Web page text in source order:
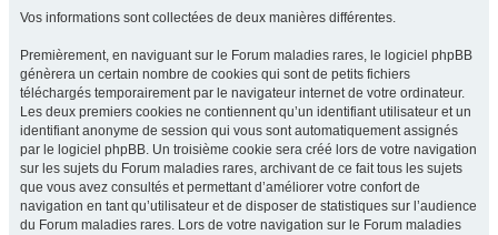
Vos informations sont collectées de deux manières différentes.
Premièrement, en naviguant sur le Forum maladies rares, le logiciel phpBB
génèrera un certain nombre de cookies qui sont de petits fichiers
téléchargés temporairement par le navigateur internet de votre ordinateur.
Les deux premiers cookies ne contiennent qu’un identifiant utilisateur et un
identifiant anonyme de session qui vous sont automatiquement assignés
par le logiciel phpBB. Un troisième cookie sera créé lors de votre navigation
sur les sujets du Forum maladies rares, archivant de ce fait tous les sujets
que vous avez consultés et permettant d’améliorer votre confort de
navigation en tant qu’utilisateur et de disposer de statistiques sur l’audience
du Forum maladies rares. Lors de votre navigation sur le Forum maladies